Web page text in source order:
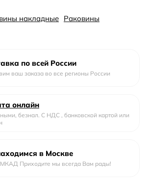
5 лет
для общественных мест
накладные Раковины
по всей России
ваш заказа во все регионы России
онлайн
безнал. С НДС , банковской картой или
в Москве
Приходите мы всегда Вам рады!